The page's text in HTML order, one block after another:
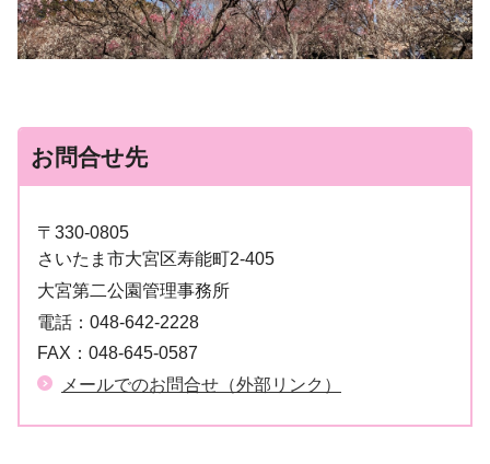
お問合せ先
〒330-0805
さいたま市大宮区寿能町2-405
大宮第二公園管理事務所
電話： 048-642-2228
FAX： 048-645-0587
メールでのお問合せ（外部リンク）